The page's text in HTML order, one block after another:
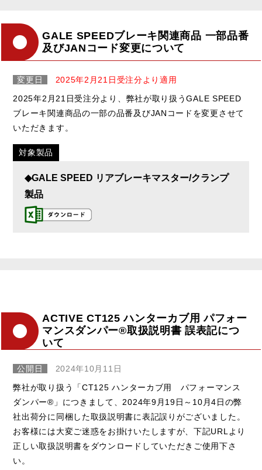
GALE SPEEDブレーキ関連商品 一部品番
及びJANコード変更について
変更日
2025年2月21日受注分より適用
2025年2月21日受注分より、弊社が取り扱うGALE SPEED
ブレーキ関連商品の一部の品番及びJANコードを変更させて
いただきます。
対象製品
◆GALE SPEED リアブレーキマスター/クランプ
製品
ACTIVE CT125 ハンターカブ用 パフォー
マンスダンパー®取扱説明書 誤表記につ
いて
公開日
2024年10月11日
弊社が取り扱う「CT125 ハンターカブ用 パフォーマンス
ダンパー®」につきまして、2024年9月19日～10月4日の弊
社出荷分に同梱した取扱説明書に表記誤りがございました。
お客様には大変ご迷惑をお掛けいたしますが、下記URLより
正しい取扱説明書をダウンロードしていただきご使用下さ
い。